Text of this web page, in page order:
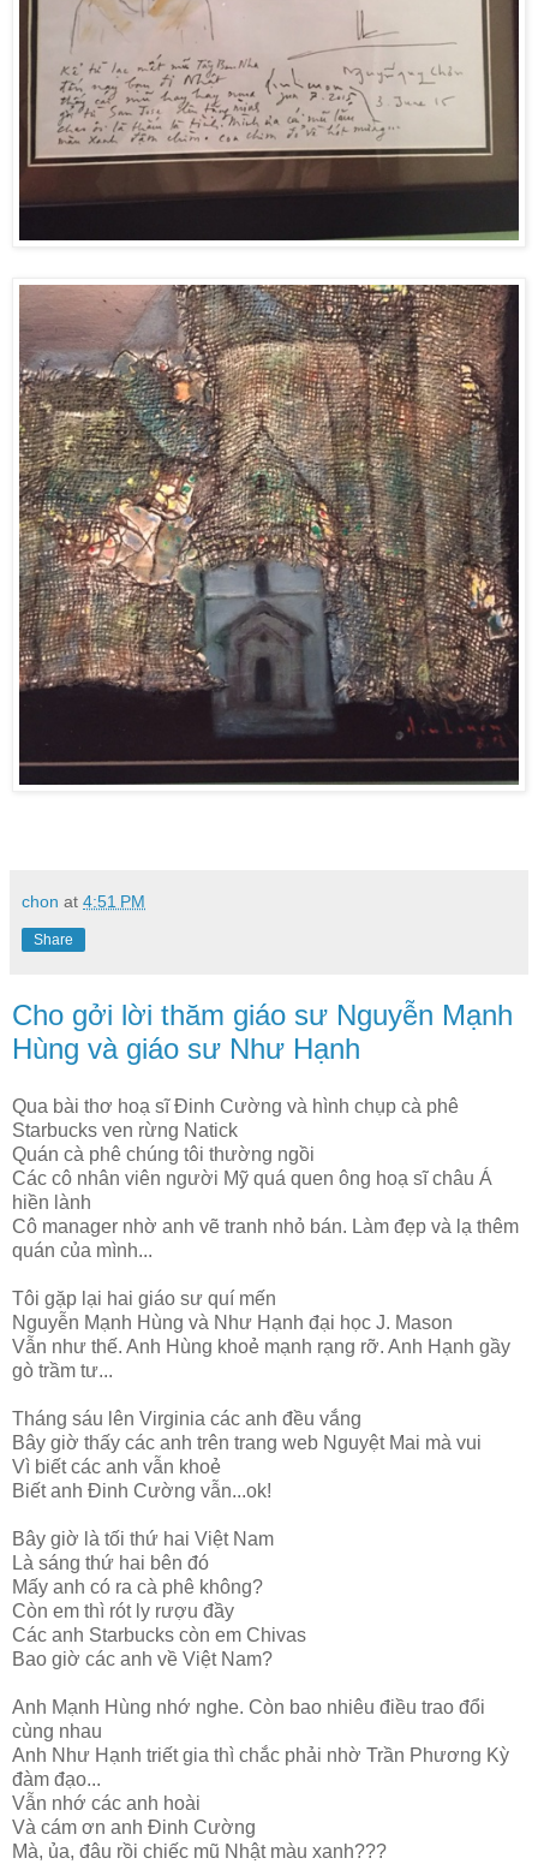
chon at 4:51 PM
Share
Cho gởi lời thăm giáo sư Nguyễn Mạnh
Hùng và giáo sư Như Hạnh
Qua bài thơ hoạ sĩ Đinh Cường và hình chụp cà phê
Starbucks ven rừng Natick
Quán cà phê chúng tôi thường ngồi
Các cô nhân viên người Mỹ quá quen ông hoạ sĩ châu Á
hiền lành
Cô manager nhờ anh vẽ tranh nhỏ bán. Làm đẹp và lạ thêm
quán của mình...
Tôi gặp lại hai giáo sư quí mến
Nguyễn Mạnh Hùng và Như Hạnh đại học J. Mason
Vẫn như thế. Anh Hùng khoẻ mạnh rạng rỡ. Anh Hạnh gầy
gò trầm tư...
Tháng sáu lên Virginia các anh đều vắng
Bây giờ thấy các anh trên trang web Nguyệt Mai mà vui
Vì biết các anh vẫn khoẻ
Biết anh Đinh Cường vẫn...ok!
Bây giờ là tối thứ hai Việt Nam
Là sáng thứ hai bên đó
Mấy anh có ra cà phê không?
Còn em thì rót ly rượu đầy
Các anh Starbucks còn em Chivas
Bao giờ các anh về Việt Nam?
Anh Mạnh Hùng nhớ nghe. Còn bao nhiêu điều trao đổi
cùng nhau
Anh Như Hạnh triết gia thì chắc phải nhờ Trần Phương Kỳ
đàm đạo...
Vẫn nhớ các anh hoài
Và cám ơn anh Đinh Cường
Mà, ủa, đâu rồi chiếc mũ Nhật màu xanh???